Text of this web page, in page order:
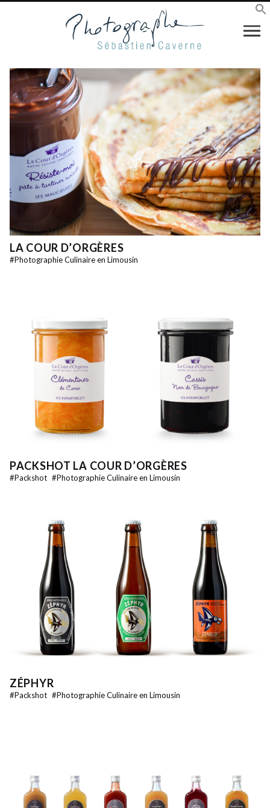
LA COUR D’ORGÈRES
#Photographie Culinaire en Limousin
PACKSHOT LA COUR D’ORGÈRES
#Packshot #Photographie Culinaire en Limousin
ZÉPHYR
#Packshot #Photographie Culinaire en Limousin